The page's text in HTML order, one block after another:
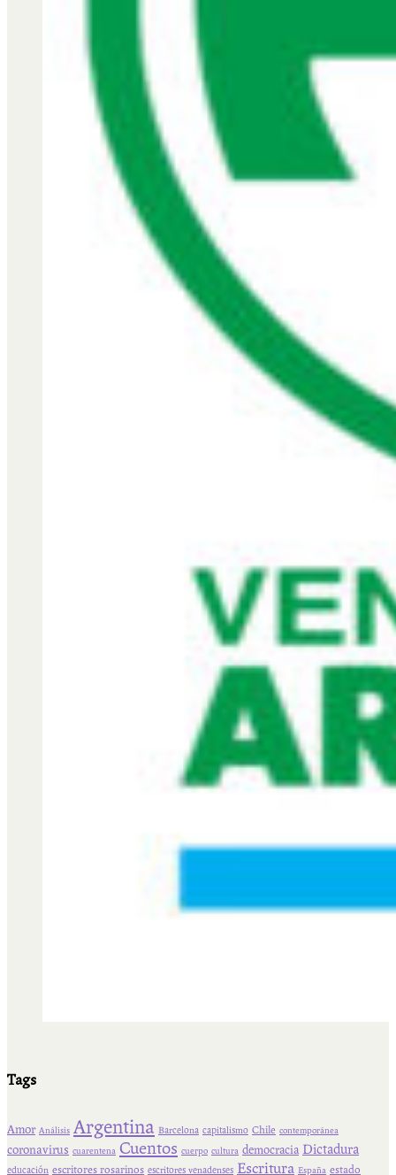
Tags
Amor Análisis Argentina Barcelona capitalismo Chile contemporánea
coronavirus cuarentena Cuentos cuerpo cultura democracia Dictadura
educación escritores rosarinos escritores venadenses Escritura España estado